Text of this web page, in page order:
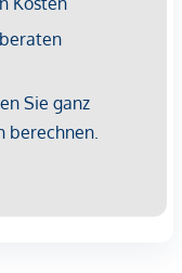
Vermittler und